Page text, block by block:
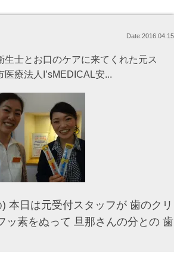
Date:2016.04.15
士とお口のケアに来てくれた元ス
医療法人I’sMEDICAL安...
本日は元受付スタッフが 歯のクリ
ッ素をぬって 旦那さんの分との 歯